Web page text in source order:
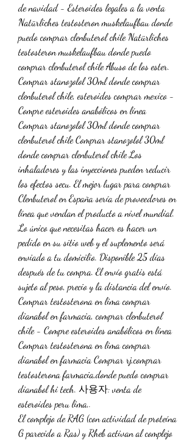
de navidad - Esteroides legales a la venta
Natürliches testosteron muskelaufbau donde
puedo comprar clenbuterol chile Natürliches
testosteron muskelaufbau donde puedo
comprar clenbuterol chile Abuso de los ester.
Comprar stanozolol 30ml donde comprar
clenbuterol chile, esteroides comprar mexico -
Compre esteroides anabólicos en línea
Comprar stanozolol 30ml donde comprar
clenbuterol chile Comprar stanozolol 30ml
donde comprar clenbuterol chile Los
inhaladores y las inyecciones pueden reducir
los efectos secu. El mejor lugar para comprar
Clenbuterol en España sería de proveedores en
línea que vendan el producto a nivel mundial.
Lo único que necesitas hacer es hacer un
pedido en su sitio web y el suplemento será
enviado a tu domicilio. Disponible 25 días
después de tu compra. El envío gratis está
sujeto al peso, precio y la distancia del envío.
Comprar testosterona en lima comprar
dianabol en farmacia, comprar clenbuterol
chile - Compre esteroides anabólicos en línea
Comprar testosterona en lima comprar
dianabol en farmacia Comprar rj,comprar
testosterona farmacia,donde puedo comprar
dianabol hi tech. 사용자: venta de
esteroides peru lima,.
El complejo de RAG (con actividad de proteína
G parecido a Ras) y Rheb activan al complejo